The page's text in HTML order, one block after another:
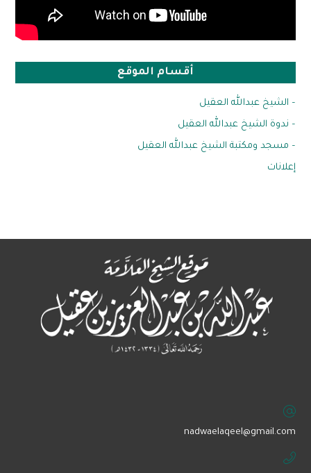
أقسام الموقع
– الشيخ عبدالله العقيل
– ندوة الشيخ عبدالله العقيل
– مسجد ومكتبة الشيخ عبدالله العقيل
إعلانات
‏nadwaelaqeel@gmail.com